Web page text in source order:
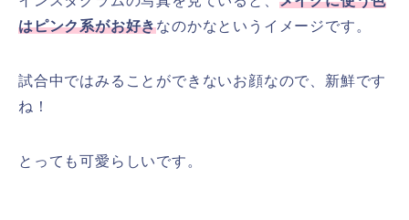
はピンク系がお好きなのかなというイメージです。
試合中ではみることができないお顔なので、新鮮です
ね！
とっても可愛らしいです。